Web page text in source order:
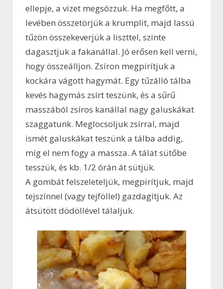
ellepje, a vizet megsózzuk. Ha megfőtt, a
levében összetörjük a krumplit, majd lassú
tűzön összekeverjük a liszttel, szinte
dagasztjuk a fakanállal. Jó erősen kell verni,
hogy összeálljon. Zsíron megpirítjuk a
kockára vágott hagymát. Egy tűzálló tálba
kevés hagymás zsírt teszünk, és a sűrű
masszából zsíros kanállal nagy galuskákat
szaggatunk. Meglocsoljuk zsírral, majd
ismét galuskákat teszünk a tálba addig,
míg el nem fogy a massza. A tálat sütőbe
tesszük, és kb. 1/2 órán át sütjük.
A gombát felszeleteljük, megpirítjuk, majd
tejszínnel (vagy tejföllel) gazdagítjuk. Az
átsütött dödöllével tálaljuk.